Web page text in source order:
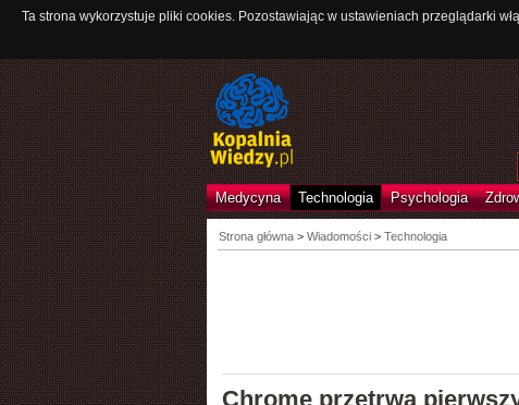
Ta strona wykorzystuje pliki cookies. Pozostawiając w ustawieniach przeglądarki
Medycyna Technologia Psychologia
Strona główna> Wiadomości > Technologia
Chrome przetrwa